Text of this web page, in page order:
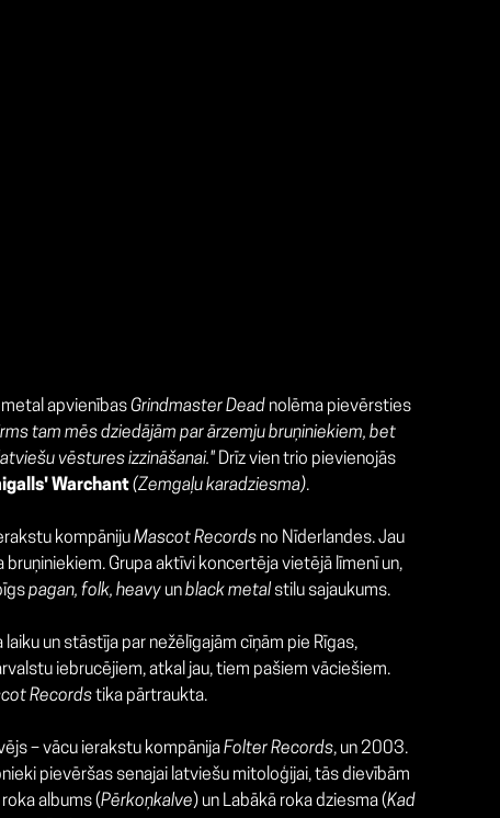
apvienībasGrindmaster Dead nolēma pievērsties
tam mēs dziedājām par ārzemju bruņiniekiem, bet
vēstures izzināšanai." Drīz vien trio pievienojās
Warchant(Zemgaļu karadziesma).
kompānijuMascot Records no Nīderlandes. Jau
Grupa aktīvi koncertēja vietējā līmenī un,
pagan, folk, heavy unblack metal stilu sajaukums.
un stāstīja par nežēlīgajām cīņām pie Rīgas,
iebrucējiem, atkal jau, tiem pašiem vāciešiem.
Recordstika pārtraukta.
– vācu ierakstu kompānijaFolter Records, un 2003.
pievēršas senajai latviešu mitoloģijai, tās dievībām
albums (Pērkoņkalve) un Labākā roka dziesma (Kad